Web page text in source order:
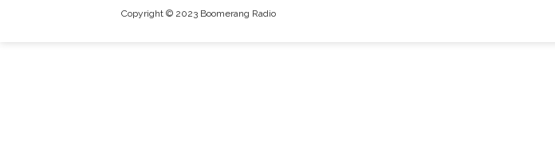
Copyright © 2023 Boomerang Radio